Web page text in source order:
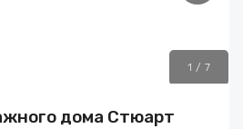
1 / 7
дома Стюарт